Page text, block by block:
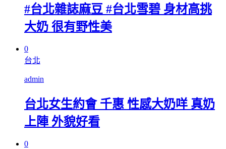
#台北雜誌麻豆 #台北雪碧 身材高挑
大奶 很有野性美
0
台北
admin
台北女生約會 千惠 性感大奶咩 真奶
上陣 外貌好看
0